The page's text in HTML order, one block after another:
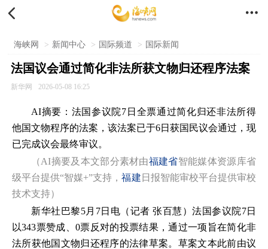
 
海峡网 > 新闻中心 > 国际频道 > 国际新闻
法国议会通过简化非法所获文物归还程序法案
新华网 2026-05-08 16:25
AI摘要：法国参议院7日全票通过简化归还非法所得
他国文物程序的法案，该法案已于6日获国民议会通过，现
已完成议会最终审议。
（AI摘要及本文部分素材由福建省智能媒体资源库省
级平台提供“智媒+”支持，福建 日报智能审校平台提供审校
技术支持）
新华社巴黎5月7日电（记者 张百慧）法国参议院7日
以343票赞成、0票反对的投票结果，通过一项旨在简化非
法所获他国文物归还程序的法律草案。草案文本此前由议